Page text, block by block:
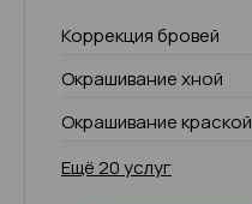
Коррекция бровей
Окрашивание хной
Окрашивание краской
Ещё 20 услуг